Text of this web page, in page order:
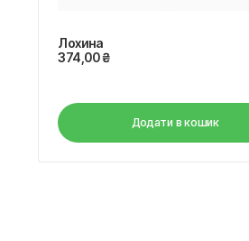
Лохина
374,00₴
Додати в кошик